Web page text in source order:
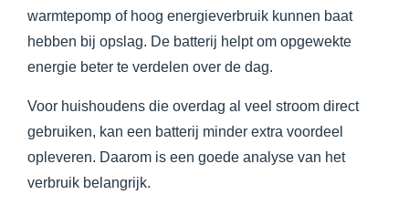
warmtepomp of hoog energieverbruik kunnen baat
hebben bij opslag. De batterij helpt om opgewekte
energie beter te verdelen over de dag.
Voor huishoudens die overdag al veel stroom direct
gebruiken, kan een batterij minder extra voordeel
opleveren. Daarom is een goede analyse van het
verbruik belangrijk.